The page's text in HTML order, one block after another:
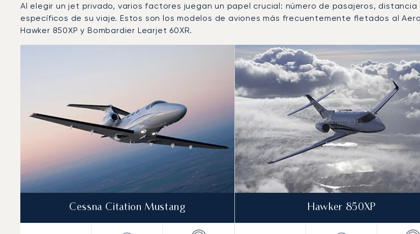
Al elegir un jet privado, varios factores juegan un papel crucial: número de pasajeros,
específicos de su viaje. Estos son los modelos de aviones más frecuentemente fletados al
Hawker 850XP y Bombardier Learjet 60XR.
Aeropuerto de Buri Ram : Los 3 modelos de aeronave más operados por número de movimientos de vuelo
Autonomía (km)
Cessna Citation Mustang Hawker 850XP